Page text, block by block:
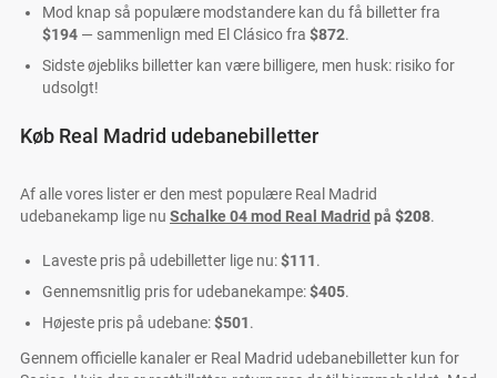
Mod knap så populære modstandere kan du få billetter fra
$194 — sammenlign med El Clásico fra $872.
Sidste øjebliks billetter kan være billigere, men husk: risiko for
udsolgt!
Køb Real Madrid udebanebilletter
Af alle vores lister er den mest populære Real Madrid
udebanekamp lige nu Schalke 04 mod Real Madrid på $208.
Laveste pris på udebilletter lige nu:$111.
Gennemsnitlig pris for udebanekampe:$405.
Højeste pris på udebane:$501.
Gennem officielle kanaler er Real Madrid udebanebilletter kun for